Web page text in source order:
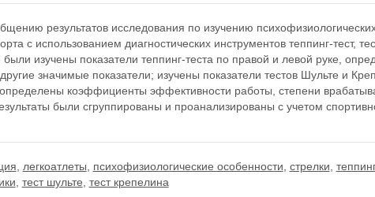
результатов исследования по изучению
с использованием диагностических инструментов теппинг-тест,
изучены показатели теппинг-теста по правой и левой руке,
значимые показатели; изучены показатели тестов Шульте и
коэффициенты эффективности работы, степени
были сгруппированы и проанализированы с учетом
легкоатлеты психофизиологические особенности стрелки
тест шульте тест крепелина